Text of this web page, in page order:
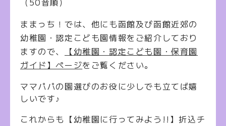
ままっち！では、他にも函館及び函館近郊の
幼稚園・認定こども園情報をご紹介しており
ますので、
【幼稚園・認定こども園・保育園
ガイド】ページをご覧ください。
ママパパの園選びのお役に少しでも立てば嬉
しいです♪
これからも【幼稚園に行ってみよう!!】折込チ